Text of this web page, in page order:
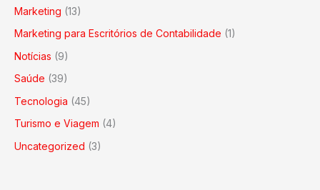
Marketing (13)
Marketing para Escritórios de Contabilidade (1)
Notícias (9)
Saúde (39)
Tecnologia (45)
Turismo e Viagem (4)
Uncategorized (3)